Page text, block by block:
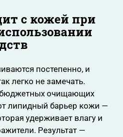
с кожей при
постепенно, и
легко не замечать.
очищающих
липидный барьер кожи —
удерживает влагу и
Результат —